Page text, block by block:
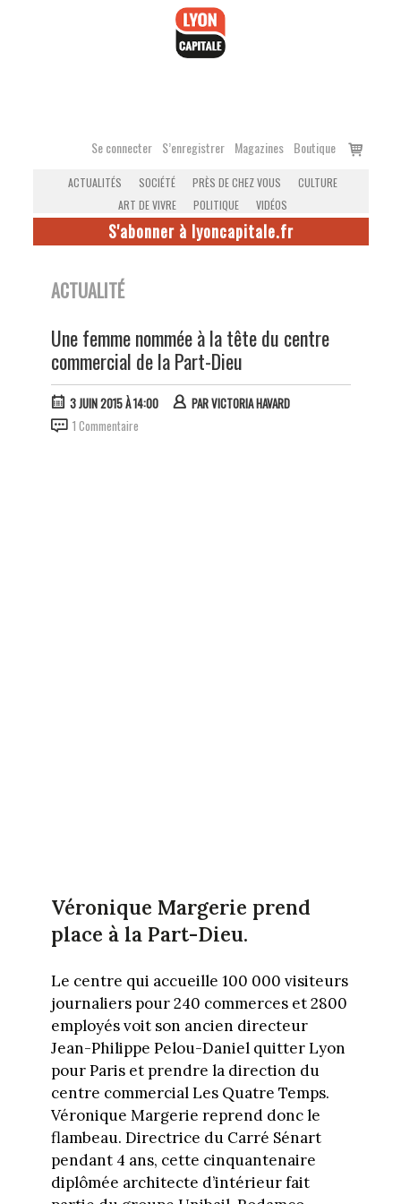
Se connecter S’enregistrer Magazines Boutique
Voir
ACTUALITÉS SOCIÉTÉ PRÈS DE CHEZ VOUS
CULTURE
ART DE VIVRE
POLITIQUE VIDÉOS
S'abonner à lyoncapitale.fr
ACTUALITÉ
Une femme nommée à la tête du centre
commercial de la Part-Dieu
3 JUIN 2015 À 14:00 PARVICTORIA HAVARD
1 Commentaire
Véronique Margerie prend
place à la Part-Dieu.
Le centre qui accueille 100 000 visiteurs
journaliers pour 240 commerces et 2800
employés voit son ancien directeur
Jean-Philippe Pelou-Daniel quitter Lyon
pour Paris et prendre la direction du
centre commercial Les Quatre Temps.
Véronique Margerie reprend donc le
flambeau. Directrice du Carré Sénart
pendant 4 ans, cette cinquantenaire
diplômée architecte d’intérieur fait